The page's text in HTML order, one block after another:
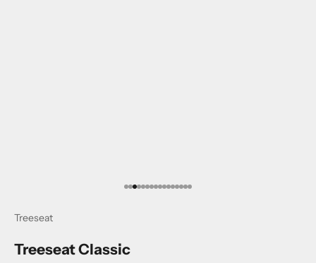
I18n Error: Missing interpolation value
I18n Error: Missing interpolation value
I18n Error: Missing interpolation value
I18n Error: Missing interpolation value
I18n Error: Missing interpolation value
I18n Error: Missing interpolation value
I18n Error: Missing interpolation
I18n Error: Missing interpolation
I18n Error: Missing interpolation
I18n Error: Missing interpolation
I18n Error: Missing interpolation
I18n Error: Missing interpolation
I18n Error: Missing
I18n Error: Missing
I18n Error: Missing
I18n Error: Missing
Treeseat
Treeseat Classic